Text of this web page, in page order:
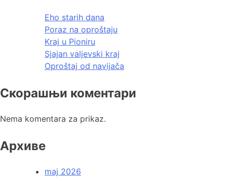
Eho starih dana
Poraz na oproštaju
Kraj u Pioniru
Sjajan valjevski kraj
Oproštaj od navijača
Скорашњи коментари
Nema komentara za prikaz.
Архиве
maj 2026